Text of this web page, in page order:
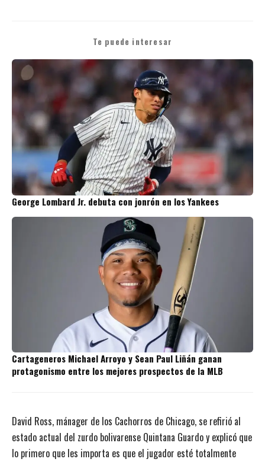
Te puede interesar
George Lombard Jr. debuta con jonrón en los Yankees
Cartageneros Michael Arroyo y Sean Paul Liñán ganan
protagonismo entre los mejores prospectos de la MLB
David Ross, mánager de los Cachorros de Chicago, se refirió al
estado actual del zurdo bolivarense Quintana Guardo y explicó que
lo primero que les importa es que el jugador esté totalmente